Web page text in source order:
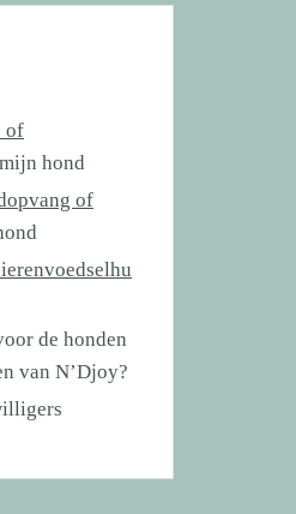
of
hond
of
de honden
van N’Djoy?